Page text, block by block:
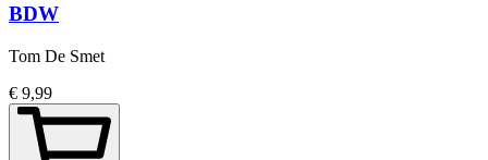
BDW
Tom De Smet
€ 9,99